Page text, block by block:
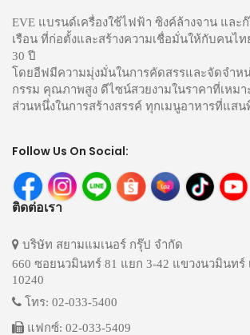
EVE แบรนด์เครื่องใช้ไฟฟ้า ซิงค์ล้างจาน และ
เรือน ที่ก่อตั้งและสร้างความเชื่อมั่นให้กับคนไ
30 ปี
โดยอีฟมีความมุ่งมั่นในการคัดสรรและจัดจำห
กรรม คุณภาพสูง ดีไซน์สวยงามในราคาที่เหมา
ส่วนหนึ่งในการสร้างสรรค์ ทุกเมนูอาหารที่แส
Follow Us On Social:
ติดต่อเรา
บริษัท สยามแมเนอร์ กรุ๊ป จำกัด
660 ซอยนวมินทร์ 81 แยก 3-42 แขวงนวมินทร์
10240
โทร: 02-033-5400
แฟกซ์: 02-033-5409